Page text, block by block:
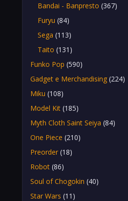
Bandai - Banpresto (367)
Furyu (84)
Sega (113)
Taito (131)
Funko Pop (590)
Gadget e Merchandising (224)
Miku (108)
Model Kit (185)
Myth Cloth Saint Seiya (84)
One Piece (210)
Preorder (18)
Robot (86)
Soul of Chogokin (40)
Star Wars (11)